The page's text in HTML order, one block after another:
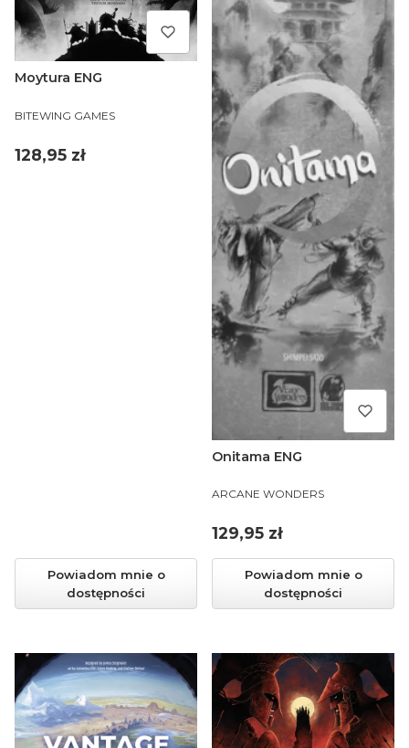
Moytura ENG
PRODUCENT
BITEWING GAMES
Cena
128,95 zł
Powiadom mnie o
dostępności
Onitama ENG
PRODUCENT
ARCANE WONDERS
Cena
129,95 zł
Powiadom mnie o
dostępności